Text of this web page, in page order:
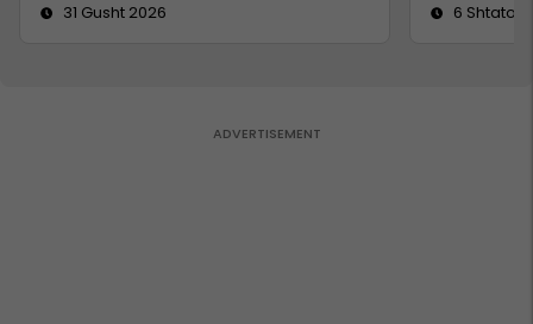
31 Gusht 2026
6 Shtator